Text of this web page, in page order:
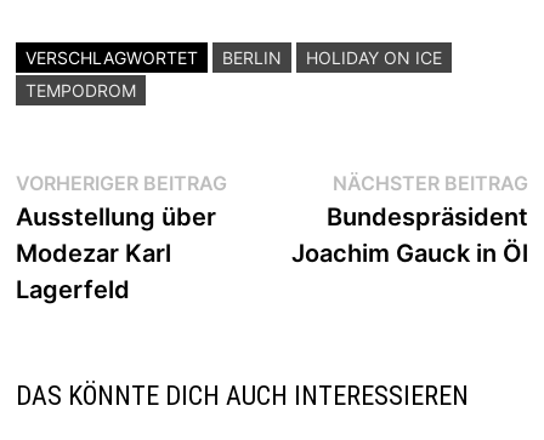
VERSCHLAGWORTET BERLIN
HOLIDAY ON ICE
TEMPODROM
Beitragsnavigation
VORHERIGER BEITRAGVorheriger
Ausstellung über
Modezar Karl
Lagerfeld
NÄCHSTER BEITRAG
Bundespräsident
Joachim Gauck in Öl
DAS KÖNNTE DICH AUCH INTERESSIEREN